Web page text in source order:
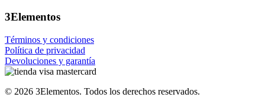
3Elementos
Términos y condiciones
Política de privacidad
Devoluciones y garantía
© 2026 3Elementos. Todos los derechos reservados.